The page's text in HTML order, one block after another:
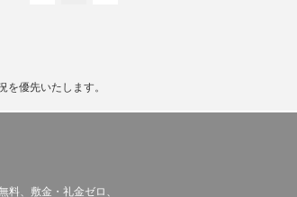
優先いたします。
、敷金・礼金ゼロ、